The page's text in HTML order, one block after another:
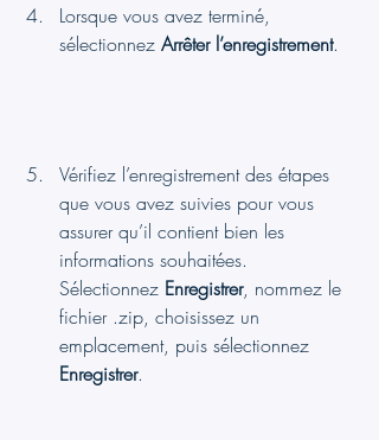
Lorsque vous avez terminé,
sélectionnez Arrêter l’enregistrement.
Vérifiez l’enregistrement des étapes
que vous avez suivies pour vous
assurer qu’il contient bien les
informations souhaitées.
Sélectionnez Enregistrer, nommez le
fichier .zip, choisissez un
emplacement, puis sélectionnez
Enregistrer.